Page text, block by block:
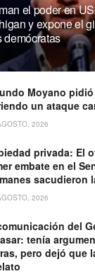
el poder en
y expone el
demócratas
Moyano
un ataque
2026
privada: El
embate en el
sacudieron
2026
del
tenía
pero dejó que